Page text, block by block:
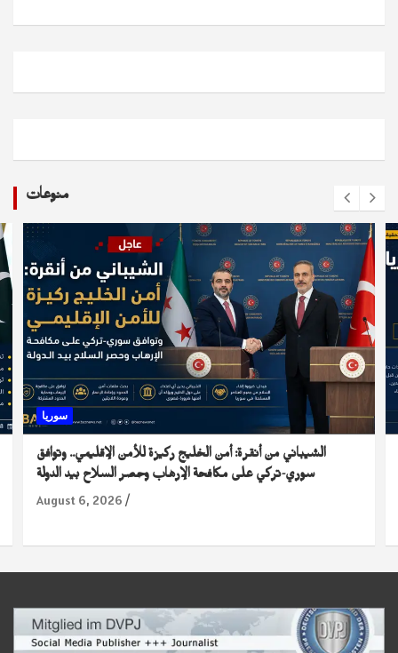
منوعات
سوريا
الشيباني من أنقرة: أمن الخليج ركيزة للأمن الإقليمي.. وتوافق
سوري-تركي على مكافحة الإرهاب وحصر السلاح بيد الدولة
August 6, 2026